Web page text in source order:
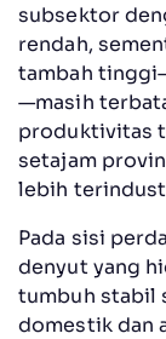
subsektor
rendah,
tambah
—masih
produktivitas
setajam
lebih
Pada sisi
denyut yang
tumbuh stabil
domestik dan